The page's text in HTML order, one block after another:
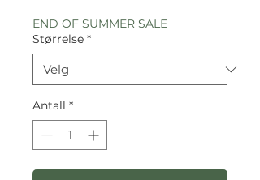
END OF SUMMER SALE
Størrelse *
Antall *